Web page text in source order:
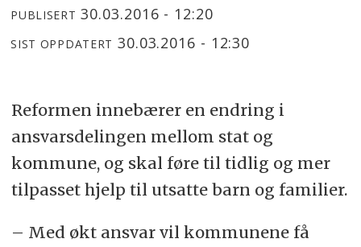
PUBLISERT 30.03.2016 - 12:20
SIST OPPDATERT 30.03.2016 - 12:30
Reformen innebærer en endring i
ansvarsdelingen mellom stat og
kommune, og skal føre til tidlig og mer
tilpasset hjelp til utsatte barn og familier.
– Med økt ansvar vil kommunene få